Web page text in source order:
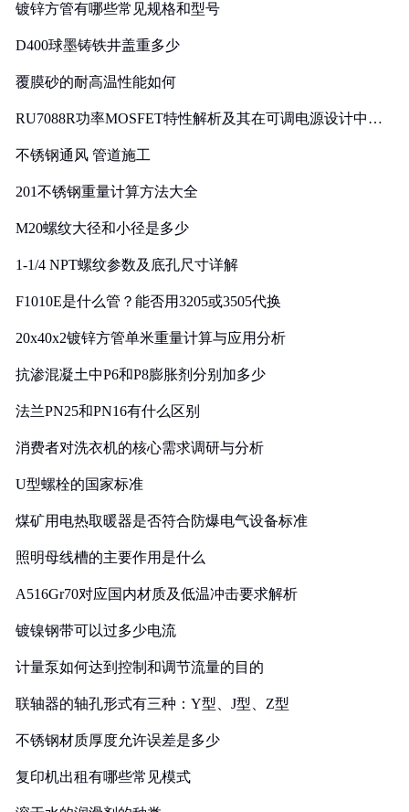
镀锌方管有哪些常见规格和型号
D400球墨铸铁井盖重多少
覆膜砂的耐高温性能如何
RU7088R功率MOSFET特性解析及其在可调电源设计中的
不锈钢通风 管道施工
201不锈钢重量计算方法大全
M20螺纹大径和小径是多少
1-1/4 NPT螺纹参数及底孔尺寸详解
F1010E是什么管？能否用3205或3505代换
20x40x2镀锌方管单米重量计算与应用分析
抗渗混凝土中P6和P8膨胀剂分别加多少
法兰PN25和PN16有什么区别
消费者对洗衣机的核心需求调研与分析
U型螺栓的国家标准
煤矿用电热取暖器是否符合防爆电气设备标准
照明母线槽的主要作用是什么
A516Gr70对应国内材质及低温冲击要求解析
镀镍钢带可以过多少电流
计量泵如何达到控制和调节流量的目的
联轴器的轴孔形式有三种：Y型、J型、Z型
不锈钢材质厚度允许误差是多少
复印机出租有哪些常见模式